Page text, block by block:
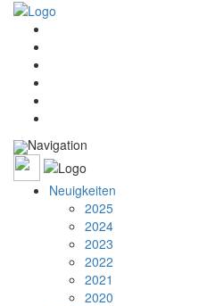
Navigation
Neuigkeiten
2025
2024
2023
2022
2021
2020